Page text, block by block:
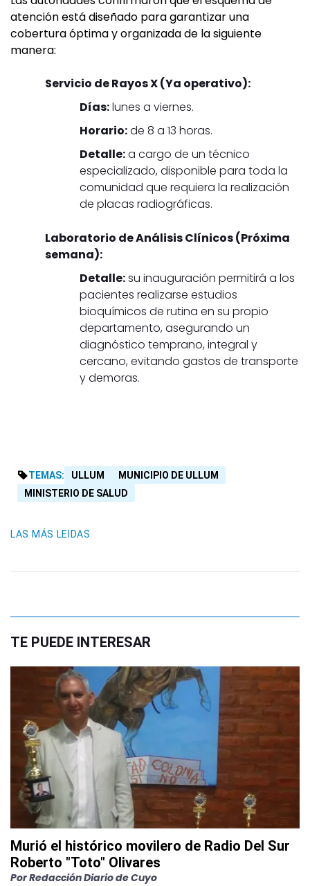
atención está diseñado para garantizar una
cobertura óptima y organizada de la siguiente
manera:
Servicio de Rayos X (Ya operativo):
Días:lunes a viernes.
Horario:de 8 a 13 horas.
Detalle:a cargo de un técnico
especializado, disponible para toda la
comunidad que requiera la realización
de placas radiográficas.
Laboratorio de Análisis Clínicos (Próxima
semana):
Detalle:su inauguración permitirá a los
pacientes realizarse estudios
bioquímicos de rutina en su propio
departamento, asegurando un
diagnóstico temprano, integral y
cercano, evitando gastos de transporte
y demoras.
TEMAS: ULLUM
MUNICIPIO DE ULLUM
MINISTERIO DE SALUD
LAS MÁS LEIDAS
TE PUEDE INTERESAR
Murió el histórico movilero de Radio Del Sur
Roberto "Toto" Olivares
PorRedacción Diario de Cuyo